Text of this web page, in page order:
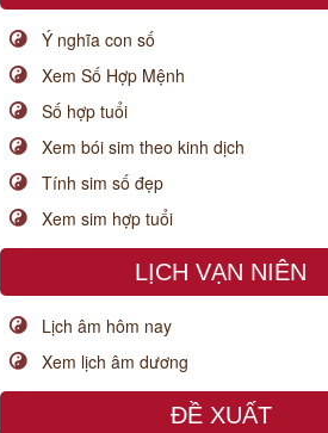
Ý nghĩa con số
Xem Số Hợp Mệnh
Số hợp tuổi
Xem bói sim theo kinh dịch
Tính sim số đẹp
Xem sim hợp tuổi
LỊCH VẠN NIÊN
Lịch âm hôm nay
Xem lịch âm dương
ĐỀ XUẤT